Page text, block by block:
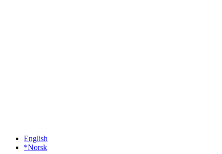
English
*Norsk